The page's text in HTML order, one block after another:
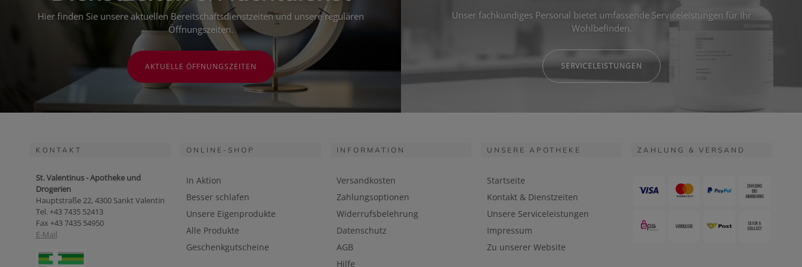
Hier finden Sie unsere aktuellen Bereitschaftsdienstzeiten und unsere regulären
Öffnungszeiten.
AKTUELLE ÖFFNUNGSZEITEN
Unser fachkundiges Personal bietet umfassende Serviceleistungen für Ihr
Wohlbefinden.
SERVICELEISTUNGEN
KONTAKT
St. Valentinus - Apotheke und
Drogerien
Hauptstraße 22, 4300 Sankt Valentin
Tel. +43 7435 52413
Fax +43 7435 54950
E-Mail
ONLINE-SHOP
In Aktion
Besser schlafen
Unsere Eigenprodukte
Alle Produkte
Geschenkgutscheine
INFORMATION
Versandkosten
Zahlungsoptionen
Widerrufsbelehrung
Datenschutz
AGB
Hilfe
UNSERE APOTHEKE
Startseite
Kontakt & Dienstzeiten
Unsere Serviceleistungen
Impressum
Zu unserer Website
ZAHLUNG & VERSAND